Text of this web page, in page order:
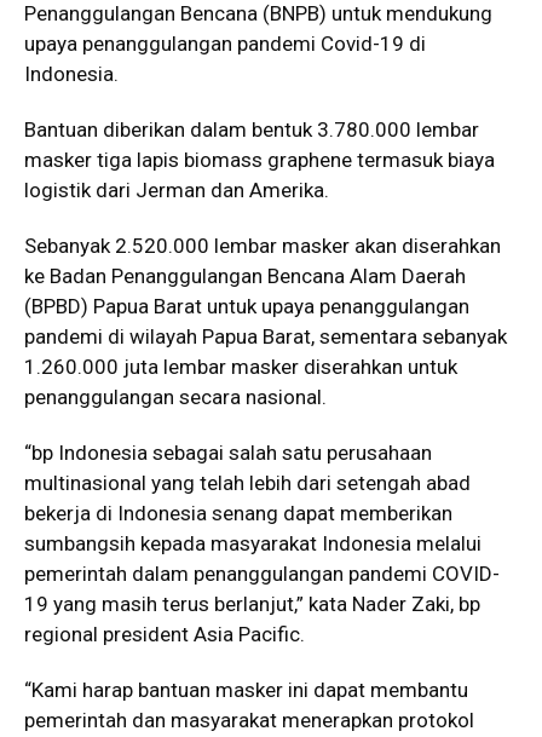
Penanggulangan Bencana (BNPB) untuk mendukung
upaya penanggulangan pandemi Covid-19 di
Indonesia.
Bantuan diberikan dalam bentuk 3.780.000 lembar
masker tiga lapis biomass graphene termasuk biaya
logistik dari Jerman dan Amerika.
Sebanyak 2.520.000 lembar masker akan diserahkan
ke Badan Penanggulangan Bencana Alam Daerah
(BPBD) Papua Barat untuk upaya penanggulangan
pandemi di wilayah Papua Barat, sementara sebanyak
1.260.000 juta lembar masker diserahkan untuk
penanggulangan secara nasional.
“bp Indonesia sebagai salah satu perusahaan
multinasional yang telah lebih dari setengah abad
bekerja di Indonesia senang dapat memberikan
sumbangsih kepada masyarakat Indonesia melalui
pemerintah dalam penanggulangan pandemi COVID-
19 yang masih terus berlanjut,” kata Nader Zaki, bp
regional president Asia Pacific.
“Kami harap bantuan masker ini dapat membantu
pemerintah dan masyarakat menerapkan protokol